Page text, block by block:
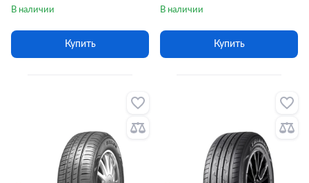
В наличии
Купить
В наличии
Купить